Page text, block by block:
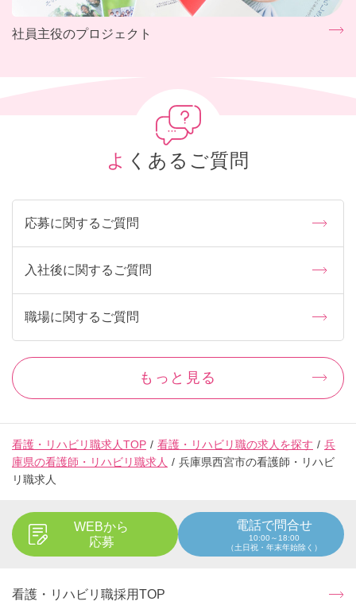
社員主役のプロジェクト
よくあるご質問
応募に関するご質問
入社後に関するご質問
職場に関するご質問
もっと見る
看護・リハビリ職求人TOP 看護・リハビリ職の求人を探す
兵
庫県の看護師・リハビリ職求人
兵庫県西宮市の看護師・リハビ
リ職求人
WEBから
応募
電話で問合せ
10:00～18:00
（土日祝・年末年始除く）
看護・リハビリ職採用TOP